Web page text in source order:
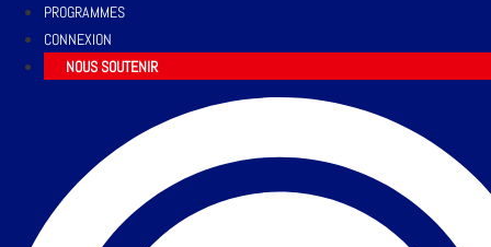
PROGRAMMES
CONNEXION
NOUS SOUTENIR